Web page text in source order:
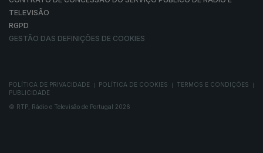
TELEVISÃO
RGPD
GESTÃO DAS DEFINIÇÕES DE COOKIES
POLÍTICA DE PRIVACIDADE POLÍTICA DE COOKIES TERMOS E CONDIÇÕES
PUBLICIDADE
© RTP, Rádio e Televisão de Portugal 2026